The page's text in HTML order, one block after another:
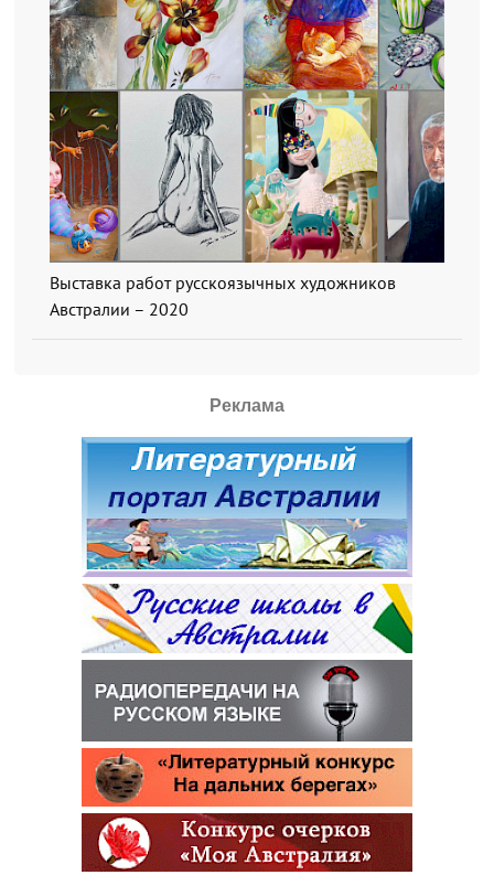
Выставка работ русскоязычных художников
Австралии – 2020
Реклама